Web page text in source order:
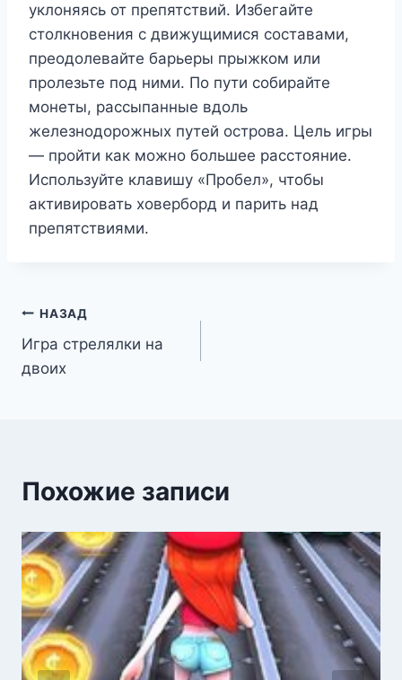
уклоняясь от препятствий. Избегайте
столкновения с движущимися составами,
преодолевайте барьеры прыжком или
пролезьте под ними. По пути собирайте
монеты, рассыпанные вдоль
железнодорожных путей острова. Цель игры
— пройти как можно большее расстояние.
Используйте клавишу «Пробел», чтобы
активировать ховерборд и парить над
препятствиями.
Навигация
по
НАЗАД
Игра стрелялки на
двоих
Похожие записи